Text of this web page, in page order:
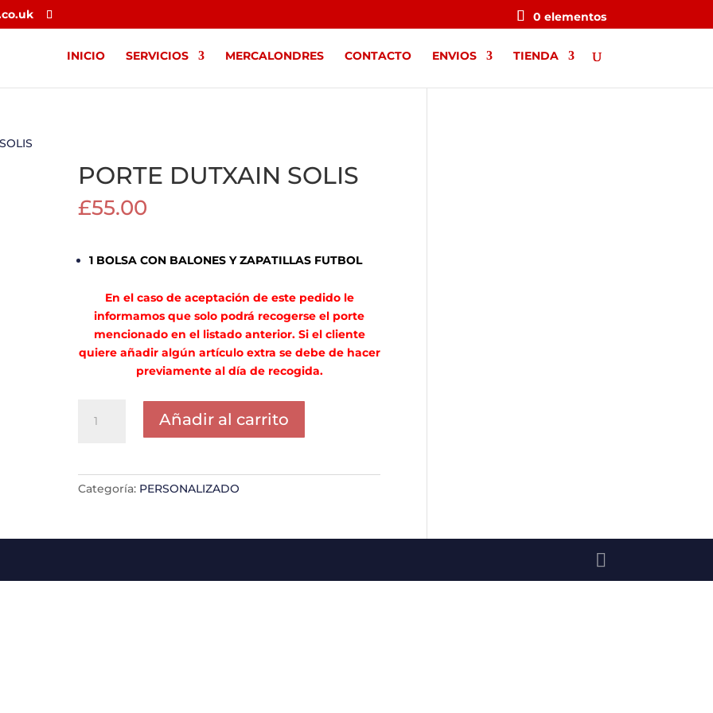
0 elementos
INICIO SERVICIOS MERCALONDRES CONTACTO ENVIOS TIENDA
PORTE DUTXAIN SOLIS
£55.00
1 BOLSA CON BALONES Y ZAPATILLAS FUTBOL
En el caso de aceptación de este pedido le
informamos que solo podrá recogerse el porte
mencionado en el listado anterior. Si el cliente
quiere añadir algún artículo extra se debe de hacer
previamente al día de recogida.
DUTXAIN
Añadir al carrito
Categoría: PERSONALIZADO